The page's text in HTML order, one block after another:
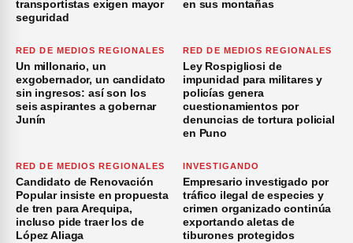
transportistas exigen mayor
seguridad
en sus montañas
RED DE MEDIOS REGIONALES
Un millonario, un
exgobernador, un candidato
sin ingresos: así son los
seis aspirantes a gobernar
Junín
RED DE MEDIOS REGIONALES
Ley Rospigliosi de
impunidad para militares y
policías genera
cuestionamientos por
denuncias de tortura policial
en Puno
RED DE MEDIOS REGIONALES
Candidato de Renovación
Popular insiste en propuesta
de tren para Arequipa,
incluso pide traer los de
López Aliaga
INVESTIGANDO
Empresario investigado por
tráfico ilegal de especies y
crimen organizado continúa
exportando aletas de
tiburones protegidos